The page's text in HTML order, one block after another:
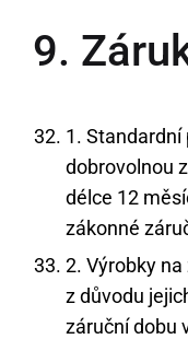
9.
1. Standardní
dobrovolnou
délce 12
zákonné
2. Výrobky
z důvodu
záruční dobu